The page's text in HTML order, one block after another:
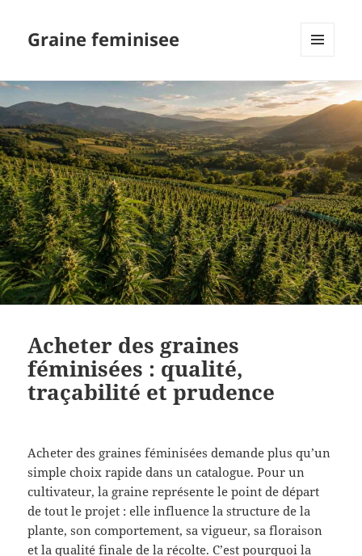
Graine feminisee
WIDGETS
Acheter des graines
féminisées : qualité,
traçabilité et prudence
Acheter des graines féminisées demande plus qu’un
simple choix rapide dans un catalogue. Pour un
cultivateur, la graine représente le point de départ
de tout le projet : elle influence la structure de la
plante, son comportement, sa vigueur, sa floraison
et la qualité finale de la récolte. C’est pourquoi la